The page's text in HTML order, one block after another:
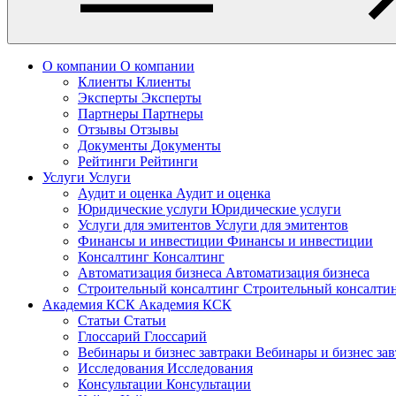
О компании О компании
Клиенты Клиенты
Эксперты Эксперты
Партнеры Партнеры
Отзывы Отзывы
Документы Документы
Рейтинги Рейтинги
Услуги Услуги
Аудит и оценка Аудит и оценка
Юридические услуги Юридические услуги
Услуги для эмитентов Услуги для эмитентов
Финансы и инвестиции Финансы и инвестиции
Консалтинг Консалтинг
Автоматизация бизнеса Автоматизация бизнеса
Строительный консалтинг Строительный
Академия КСК Академия КСК
Статьи Статьи
Глоссарий Глоссарий
Вебинары и бизнес завтраки Вебинары и бизнес
Исследования Исследования
Консультации Консультации